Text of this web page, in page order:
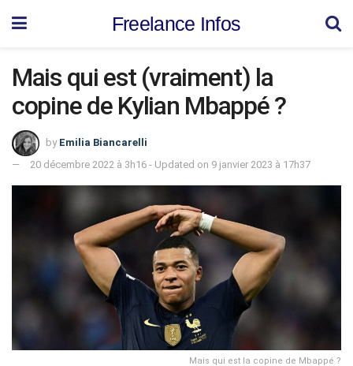
Freelance Infos
Mais qui est (vraiment) la
copine de Kylian Mbappé ?
by Emilia Biancarelli
20 décembre 2022 à 3h16 - Updated on 9 janvier 2023 à 17h37
Mais qui est la copine de Mbappé ?